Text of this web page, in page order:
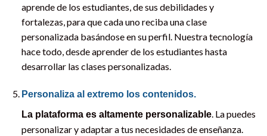
aprende de los estudiantes, de sus debilidades y
fortalezas, para que cada uno reciba una clase
personalizada basándose en su perfil. Nuestra tecnología
hace todo, desde aprender de los estudiantes hasta
desarrollar las clases personalizadas.
Personaliza al extremo los contenidos.
La plataforma es altamente personalizable. La puedes
personalizar y adaptar a tus necesidades de enseñanza.